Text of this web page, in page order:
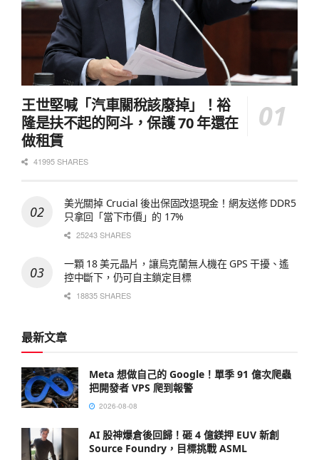
王世堅喊「汽車關稅該廢掉」！裕
隆是扶不起的阿斗，保護 70 年還在
做租賃
41995 SHARES
美光關掉 Crucial 後出保固改退現金！網友送修 DDR5
只拿回「當下市價」的 17%
25243 SHARES
一顆 18 美元晶片，讓烏克蘭無人機在 GPS 干擾、遙
控中斷下，仍可自主鎖定目標
18835 SHARES
最新文章
Meta 想做自己的 Google！單季 91 億次爬蟲
把開發者 VPS 爬到報警
2026-08-08
AI 股神爆倉後回歸！砸 4 億鎂押 EUV 新創
Source Foundry，目標挑戰 ASML